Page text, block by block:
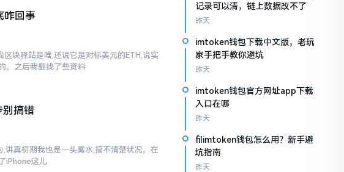
咋回事
块驿站是啥,还说它是对标美元的ETH,说实
。之后我翻找了些资料
别搞错
讲真初期我也是一头雾水,搞不清楚状况。在
iPhone这儿
记录可以清，链上数据改不了
昨天
imtoken钱包下载中文版，老玩
家手把手教你避坑
昨天
imtoken钱包官方网址app下载
入口在哪
昨天
filimtoken钱包怎么用？新手避
坑指南
昨天